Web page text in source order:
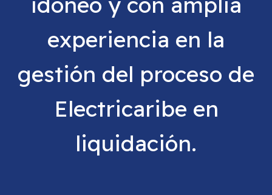
experiencia en la
gestión del proceso de
Electricaribe en
liquidación.